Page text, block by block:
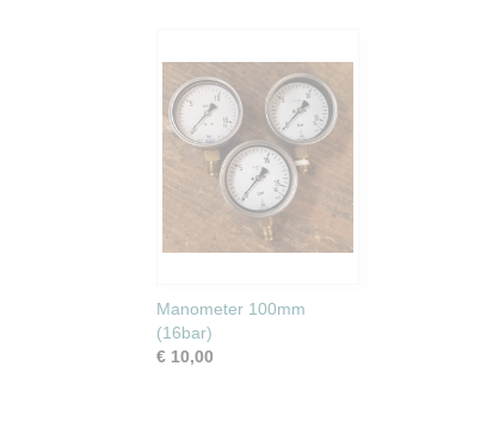
Manometer 100mm
(16bar)
€ 10,00